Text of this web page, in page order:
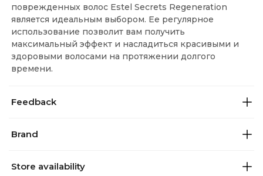
поврежденных волос Estel Secrets Regeneration
является идеальным выбором. Ее регулярное
использование позволит вам получить
максимальный эффект и насладиться красивыми и
здоровыми волосами на протяжении долгого
времени.
Feedback
Brand
Store availability